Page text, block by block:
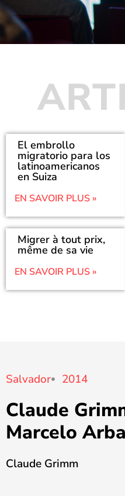
El embrollo
migratorio para los
latinoamericanos
en Suiza
EN SAVOIR PLUS »
Migrer à tout prix,
même de sa vie
EN SAVOIR PLUS »
Salvador 2014
Claude
Marcelo
Claude Grimm